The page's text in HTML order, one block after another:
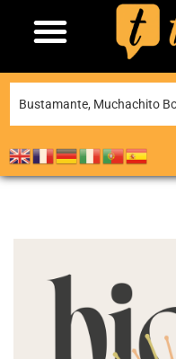
La XI Famara Total reunirá a algunos de los mejores corredores de Canarias del 13 al 15 de agosto